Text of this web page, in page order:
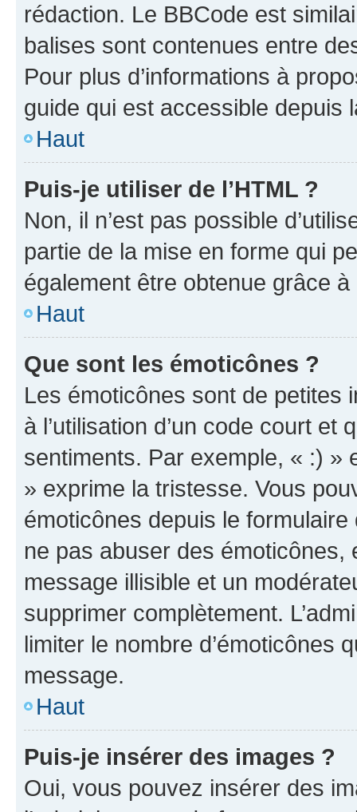
rédaction. Le BBCode est
balises sont contenues entre
Pour plus d’informations à
guide qui est accessible depuis
Haut
Puis-je utiliser de l’HTML ?
Non, il n’est pas possible
partie de la mise en forme qui
également être obtenue grâce à
Haut
Que sont les émoticônes ?
Les émoticônes sont de petites
à l’utilisation d’un code court et
sentiments. Par exemple, « :) »
» exprime la tristesse. Vous
émoticônes depuis le
ne pas abuser des
message illisible et un
supprimer complètement.
limiter le nombre d’émoticônes
message.
Haut
Puis-je insérer des images ?
Oui, vous pouvez insérer des